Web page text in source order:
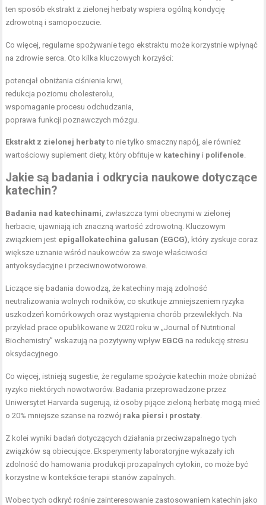
ten sposób ekstrakt z zielonej herbaty wspiera ogólną kondycję
zdrowotną i samopoczucie.
Co więcej, regularne spożywanie tego ekstraktu może korzystnie wpłynąć
na zdrowie serca. Oto kilka kluczowych korzyści:
potencjał obniżania ciśnienia krwi,
redukcja poziomu cholesterolu,
wspomaganie procesu odchudzania,
poprawa funkcji poznawczych mózgu.
Ekstrakt z zielonej herbatyto nie tylko smaczny napój, ale również
wartościowy suplement diety, który obfituje w katechiny i polifenole.
Jakie są badania i odkrycia naukowe dotyczące
katechin?
Badania nad katechinami, zwłaszcza tymi obecnymi w zielonej
herbacie, ujawniają ich znaczną wartość zdrowotną. Kluczowym
związkiem jest epigallokatechina galusan (EGCG), który zyskuje coraz
większe uznanie wśród naukowców za swoje właściwości
antyoksydacyjne i przeciwnowotworowe.
Liczące się badania dowodzą, że katechiny mają zdolność
neutralizowania wolnych rodników, co skutkuje zmniejszeniem ryzyka
uszkodzeń komórkowych oraz wystąpienia chorób przewlekłych. Na
przykład prace opublikowane w 2020 roku w „Journal of Nutritional
Biochemistry” wskazują na pozytywny wpływ EGCG na redukcję stresu
oksydacyjnego.
Co więcej, istnieją sugestie, że regularne spożycie katechin może obniżać
ryzyko niektórych nowotworów. Badania przeprowadzone przez
Uniwersytet Harvarda sugerują, iż osoby pijące zieloną herbatę mogą mieć
o 20% mniejsze szanse na rozwój raka piersi i prostaty.
Z kolei wyniki badań dotyczących działania przeciwzapalnego tych
związków są obiecujące. Eksperymenty laboratoryjne wykazały ich
zdolność do hamowania produkcji prozapalnych cytokin, co może być
korzystne w kontekście terapii stanów zapalnych.
Wobec tych odkryć rośnie zainteresowanie zastosowaniem katechin jako